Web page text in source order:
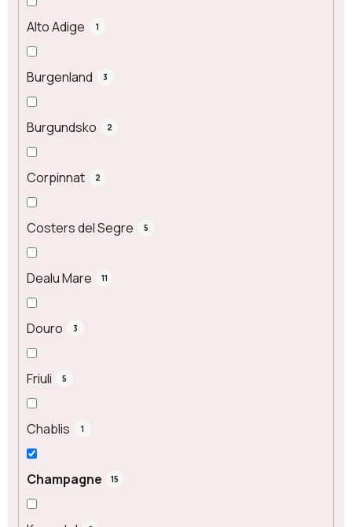
Alto Adige 1
Burgenland 3
Burgundsko 2
Corpinnat 2
Costers del Segre 5
Dealu Mare 11
Douro 3
Friuli 5
Chablis 1
Champagne 15